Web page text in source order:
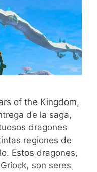
of the Kingdom,
de la saga,
dragones
regiones de
Estos dragones,
son seres